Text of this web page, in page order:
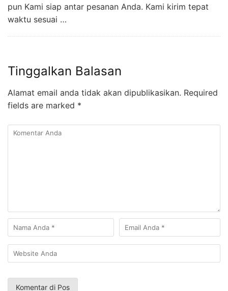
pun Kami siap antar pesanan Anda. Kami kirim tepat
waktu sesuai …
Tinggalkan Balasan
Alamat email anda tidak akan dipublikasikan. Required
fields are marked *